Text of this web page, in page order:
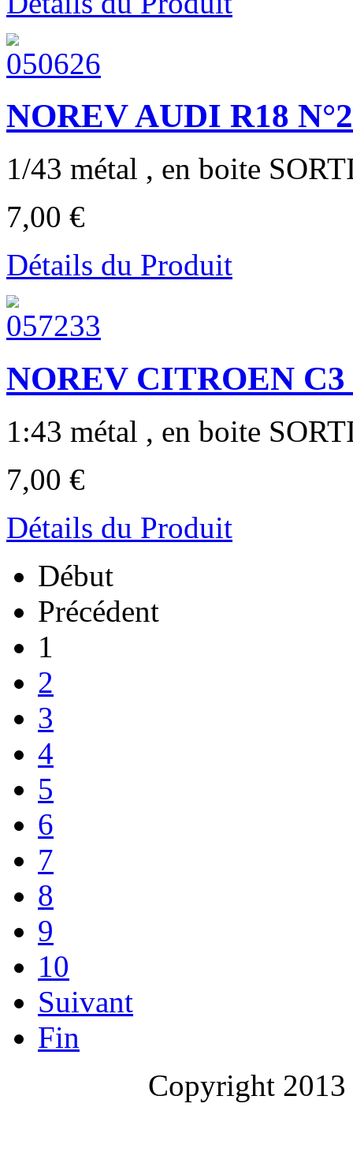
NOREV AUDI R18
1/43 métal , en boite
7,00 €
Détails du Produit
NOREV CITROEN
1:43 métal , en boite
7,00 €
Détails du Produit
Début
Précédent
1
2
3
4
5
6
7
8
9
10
Suivant
Fin
Copyright